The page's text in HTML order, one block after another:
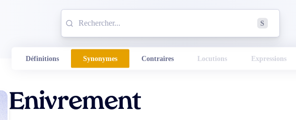
S
Définitions Synonymes Contraires Locutions Expressions
Enivrement